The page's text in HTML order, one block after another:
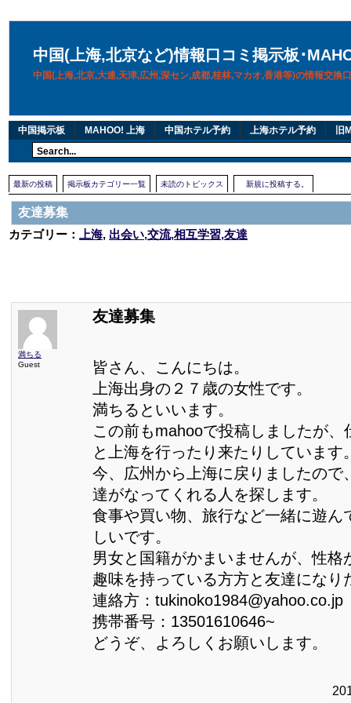
中国(上海,北京など)情報口コミ掲示板･
中国(上海,北京,大連,天津,広州,深セン,成都,桂林,マカオ,香港等)の情報交換
中国掲示板 MAHOO! 上海 中国ホテル予約 上海ホテル予約 旧
最新の投稿 掲示板カテゴリー一覧 未読のトピックス 新規に投稿する。
友達募集
カテゴリー：
上海, 出会い,交流,相互学習,友達
満ちる
Guest
友達募集
皆さん、こんにちは。
上海出身の２７歳の女性です。
満ちるといいます。
この前もmahooで投稿しましたが、
と上海を行ったり来たりしています
今、広州から上海に戻りましたので
達がなってくれる人を探します。
食事や買い物、旅行など一緒に遊ん
しいです。
男女と国籍がかまいませんが、性格
趣味を持っている方方と友達になり
連絡方：tukinoko1984@yahoo.co.jp
携帯番号：13501610646~
どうぞ、よろしくお願いします。